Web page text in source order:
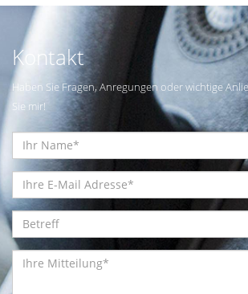
Kontakt
Haben Sie Fragen, Anregungen oder wichtige
Sie mir!